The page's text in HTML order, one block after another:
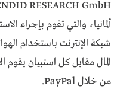
ألمانيا، والتي تقوم بإجراء
شبكة الإنترنت باستخدام
المال مقابل كل استبيان
من خلال PayPal.